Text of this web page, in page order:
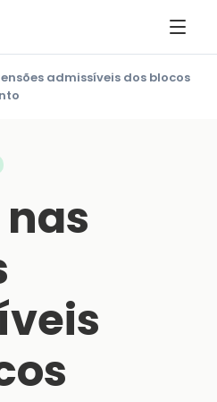
admissíveis dos blocos